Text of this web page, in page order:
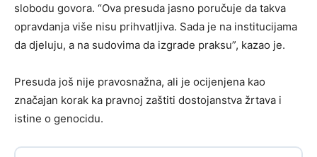
slobodu govora. “Ova presuda jasno poručuje da takva
opravdanja više nisu prihvatljiva. Sada je na institucijama
da djeluju, a na sudovima da izgrade praksu”, kazao je.
Presuda još nije pravosnažna, ali je ocijenjena kao
značajan korak ka pravnoj zaštiti dostojanstva žrtava i
istine o genocidu.